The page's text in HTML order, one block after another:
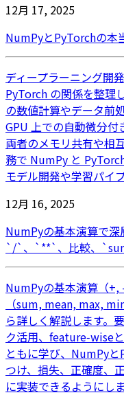
12月 17, 2025
NumPyとPyTorchの本
ディープラーニング開
PyTorch の関係を整理
の数値計算やデータ前
GPU 上での自動微分付
両者のメモリ共有や相
務で NumPy と
モデル開発や学習パイ
12月 16, 2025
NumPyの基本演算で
`/`、`**`、比較、
NumPyの基本演算（
（sum, mean, max,
ら詳しく解説します。
ク活用、feature‑wise
ともに学び、NumPy
つけ、損失、正確度、
に実装できるようにしま